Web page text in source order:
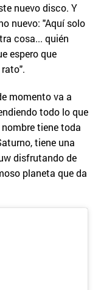
nuevo disco. Y
nuevo: "Aquí solo
cosa... quién
espero que
momento va a
todo lo que
tiene toda
tiene una
disfrutando de
planeta que da